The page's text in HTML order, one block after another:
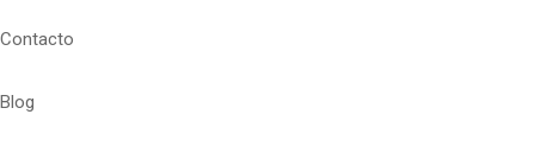
Contacto
Blog